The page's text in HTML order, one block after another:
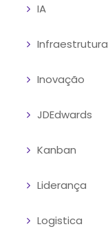
IA
Infraestrutura
Inovação
JDEdwards
Kanban
Liderança
Logistica